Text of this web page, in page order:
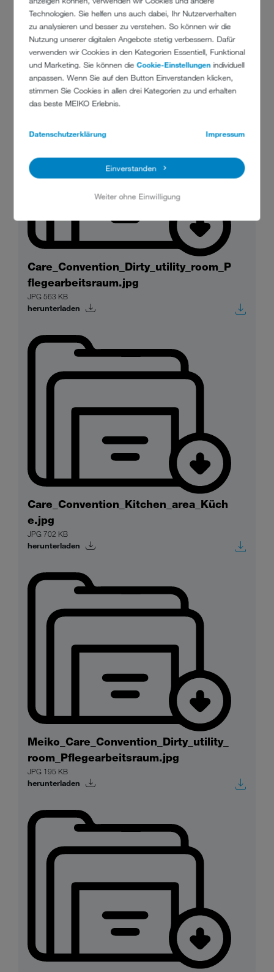
Technologien. Sie helfen uns auch dabei, Ihr Nutzerverhalten
zu analysieren und besser zu verstehen. So können wir die
Nutzung unserer digitalen Angebote stetig verbessern. Dafür
verwenden wir Cookies in den Kategorien Essentiell, Funktional
und Marketing. Sie können dieCookie-Einstellungenindividuell
anpassen. Wenn Sie auf den Button Einverstanden klicken,
stimmen Sie Cookies in allen drei Kategorien zu und erhalten
das beste MEIKO Erlebnis.
Datenschutzerklärung Impressum
Einverstanden
Weiter ohne Einwilligung
Meiko_Care_Convention_Visual.jpeg
JPEG 238 KB
herunterladen
Care_Convention_Dirty_utility_room_P
flegearbeitsraum.jpg
JPG 563 KB
herunterladen
Care_Convention_Kitchen_area_Küch
e.jpg
JPG 702 KB
herunterladen
Meiko_Care_Convention_Dirty_utility_
room_Pflegearbeitsraum.jpg
JPG 195 KB
herunterladen